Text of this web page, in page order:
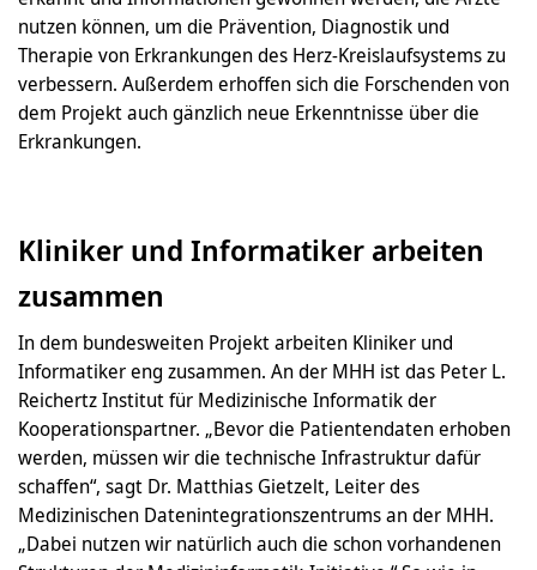
nutzen können, um die Prävention, Diagnostik und
Therapie von Erkrankungen des Herz-Kreislaufsystems zu
verbessern. Außerdem erhoffen sich die Forschenden von
dem Projekt auch gänzlich neue Erkenntnisse über die
Erkrankungen.
Kliniker und Informatiker arbeiten
zusammen
In dem bundesweiten Projekt arbeiten Kliniker und
Informatiker eng zusammen. An der MHH ist das Peter L.
Reichertz Institut für Medizinische Informatik der
Kooperationspartner. „Bevor die Patientendaten erhoben
werden, müssen wir die technische Infrastruktur dafür
schaffen“, sagt Dr. Matthias Gietzelt, Leiter des
Medizinischen Datenintegrationszentrums an der MHH.
„Dabei nutzen wir natürlich auch die schon vorhandenen